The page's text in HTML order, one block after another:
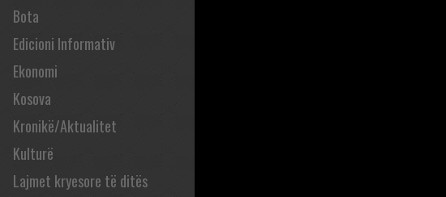
Bota
Edicioni Informativ
Ekonomi
Kosova
Kronikë/Aktualitet
Kulturë
Lajmet kryesore të ditës